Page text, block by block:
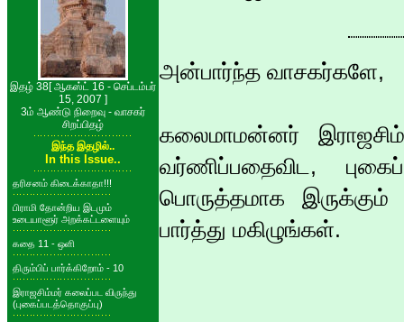
இதழ் 38[ ஆகஸ்ட் 16 - செப்டம்பர்
15, 2007 ]
3ம் ஆண்டு நிறைவு - வாசகர்
சிறப்பிதழ்
இந்த இதழில்..
In this Issue..
தரிசனம் கிடைக்காதா!!!
பிராமி தோன்றிய இடமும்
உடையாளூர் அறக்கட்டளையும்
கதை 11 - ஒளி
திரும்பிப் பார்க்கிறோம் - 10
இராஜசிம்மர் கலைப்பட விருந்து
(புகைப்படத்தொகுப்பு)
அன்பார்ந்த வாசகர்களே,
கலைமாமன்னர்
வர்ணிப்பதைவிட,
பொருத்தமாக
பார்த்து மகிழுங்கள்.